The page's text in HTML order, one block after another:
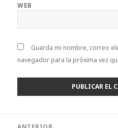
WEB
Guarda mi nombre, correo
navegador para la próxima vez